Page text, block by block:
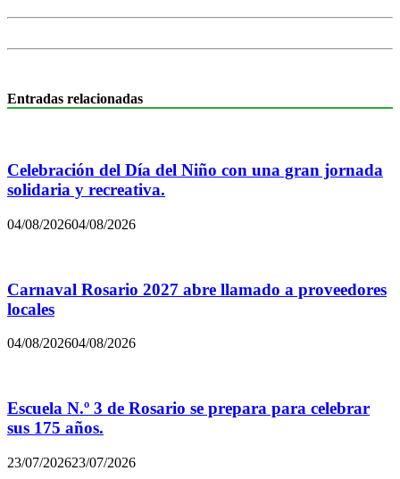
Entradas relacionadas
Celebración del Día del Niño con una gran jornada
solidaria y recreativa.
04/08/202604/08/2026
Carnaval Rosario 2027 abre llamado a proveedores
locales
04/08/202604/08/2026
Escuela N.º 3 de Rosario se prepara para celebrar
sus 175 años.
23/07/202623/07/2026